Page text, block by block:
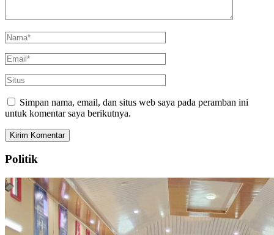
Simpan nama, email, dan situs web saya pada peramban ini
untuk komentar saya berikutnya.
Politik